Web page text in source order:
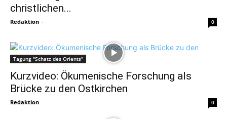
christlichen...
Redaktion - 0
Tagung "Schatz des Orients"
Kurzvideo: Ökumenische Forschung als
Brücke zu den Ostkirchen
Redaktion - 0